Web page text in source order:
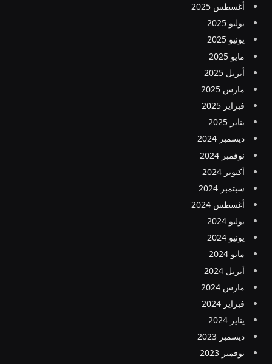
أغسطس 2025
يوليو 2025
يونيو 2025
مايو 2025
أبريل 2025
مارس 2025
فبراير 2025
يناير 2025
ديسمبر 2024
نوفمبر 2024
أكتوبر 2024
سبتمبر 2024
أغسطس 2024
يوليو 2024
يونيو 2024
مايو 2024
أبريل 2024
مارس 2024
فبراير 2024
يناير 2024
ديسمبر 2023
نوفمبر 2023